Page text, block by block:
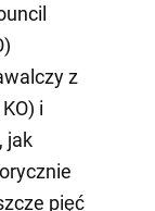
z
i
jak
pięć